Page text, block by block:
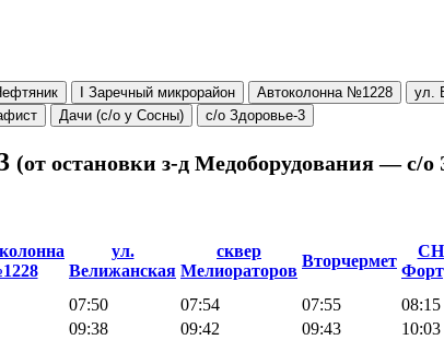
I Заречный микрорайон Автоколонна №1228
ул.
Дачи (с/о у Сосны) с/о Здоровье-3
(от остановки з-д Медоборудования — с/о
ул.
Велижанская
сквер
Мелиораторов
Вторчермет
07:50 07:54 07:55 08:15
09:38 09:42 09:43 10:03